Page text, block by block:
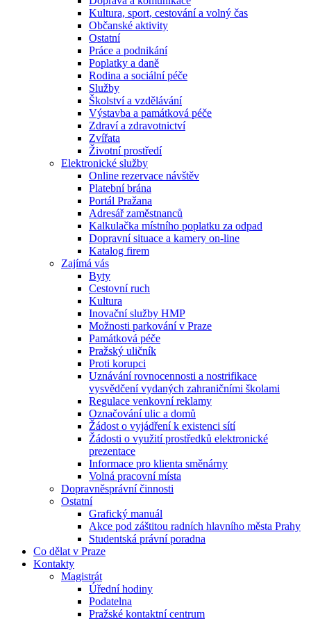
Kultura, sport, cestování a volný čas
Občanské aktivity
Ostatní
Práce a podnikání
Poplatky a daně
Rodina a sociální péče
Služby
Školství a vzdělávání
Výstavba a památková péče
Zdraví a zdravotnictví
Zvířata
Životní prostředí
Elektronické služby
Online rezervace návštěv
Platební brána
Portál Pražana
Adresář zaměstnanců
Kalkulačka místního poplatku za odpad
Dopravní situace a kamery on-line
Katalog firem
Zajímá vás
Byty
Cestovní ruch
Kultura
Inovační služby HMP
Možnosti parkování v Praze
Památková péče
Pražský uličník
Proti korupci
Uznávání rovnocennosti a nostrifikace
vysvědčení vydaných zahraničními školami
Regulace venkovní reklamy
Označování ulic a domů
Žádost o vyjádření k existenci sítí
Žádosti o využití prostředků elektronické
prezentace
Informace pro klienta směnárny
Volná pracovní místa
Dopravněsprávní činnosti
Ostatní
Grafický manuál
Akce pod záštitou radních hlavního města Prahy
Studentská právní poradna
Co dělat v Praze
Kontakty
Magistrát
Úřední hodiny
Podatelna
Pražské kontaktní centrum